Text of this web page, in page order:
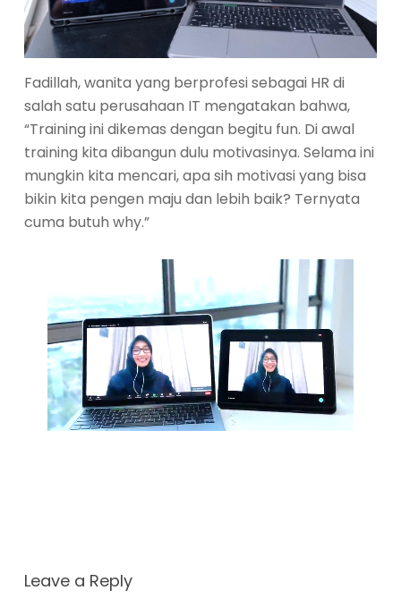
Fadillah, wanita yang berprofesi sebagai HR di
salah satu perusahaan IT mengatakan bahwa,
“Training ini dikemas dengan begitu fun. Di awal
training kita dibangun dulu motivasinya. Selama ini
mungkin kita mencari, apa sih motivasi yang bisa
bikin kita pengen maju dan lebih baik? Ternyata
cuma butuh why.”
Leave a Reply